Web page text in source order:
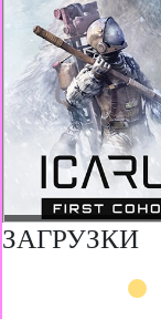
ЗАГРУЗКИ